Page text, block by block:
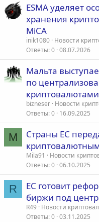
ESMA уделяет
хранения
MiCA
inik1080 Новости
Ответы 0 08.07.2026
Мальта
по
криптовалютами
bizneser Новости
Ответы 0 16.09.2025
M
Страны ЕС
Mila91
Новости
Ответы 0 06.10.2025
R
ЕС готовит
биржи под
R49
Новости
Ответы 0 03.11.2025